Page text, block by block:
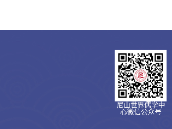
尼山世界儒学中
心微信公众号